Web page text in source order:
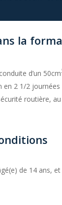
la
d’un 50cm
en 2 1/2 journées
routière,
de 14 ans,